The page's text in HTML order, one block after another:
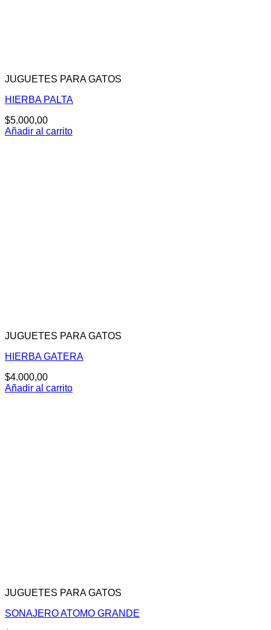
JUGUETES PARA GATOS
HIERBA PALTA
$5.000,00
Añadir al carrito
JUGUETES PARA GATOS
HIERBA GATERA
$4.000,00
Añadir al carrito
JUGUETES PARA GATOS
SONAJERO ATOMO GRANDE